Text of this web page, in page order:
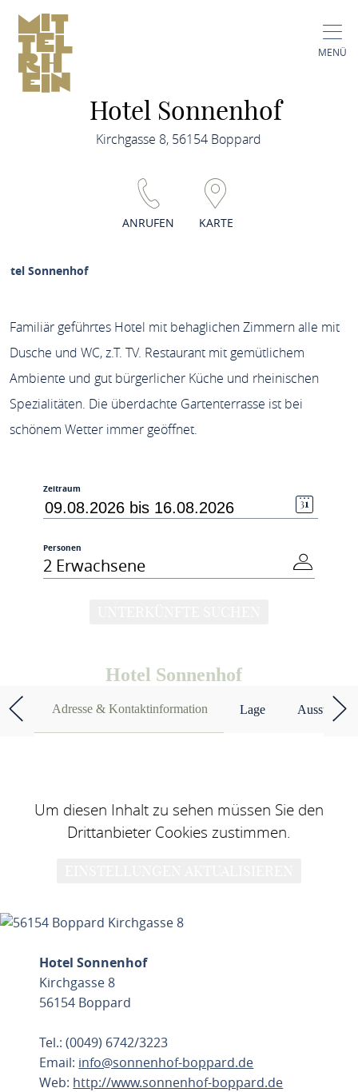
MENÜ
Hotel Sonnenhof
Kirchgasse 8, 56154 Boppard
ANRUFEN KARTE
Sonnenhof
Familiär geführtes Hotel mit behaglichen Zimmern alle mit
Dusche und WC, z.T. TV. Restaurant mit gemütlichem
Ambiente und gut bürgerlicher Küche und rheinischen
Spezialitäten. Die überdachte Gartenterrasse ist bei
schönem Wetter immer geöffnet.
Zeitraum
Personen
2 Erwachsene
Hotel Sonnenhof
Adresse & Kontaktinformation Lage
Um diesen Inhalt zu sehen müssen Sie den
Drittanbieter Cookies zustimmen.
Hotel Sonnenhof
Kirchgasse 8
56154 Boppard
Tel.: (0049) 6742/3223
Email: info@sonnenhof-boppard.de
Web: http://www.sonnenhof-boppard.de